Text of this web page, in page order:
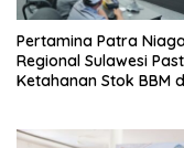
Pertamina Patra
Regional Sulawesi
Ketahanan Stok BBM